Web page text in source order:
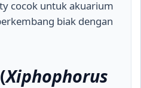
cocok untuk akuarium
biak dengan
Xiphophorus